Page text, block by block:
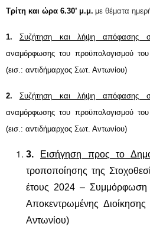
Τρίτη και ώρα 6.30’ μ.μ. με θέματα
1. Συζήτηση και λήψη απόφασης
αναμόρφωσης του προϋπολογισμού
(εισ.: αντιδήμαρχος Σωτ. Αντωνίου)
2. Συζήτηση και λήψη απόφασης
αναμόρφωσης του προϋπολογισμού
(εισ.: αντιδήμαρχος Σωτ. Αντωνίου)
3. Εισήγηση προς το
τροποποίησης της
έτους 2024 – Συμμόρφωση
Αποκεντρωμένης Διοίκησης
Αντωνίου)